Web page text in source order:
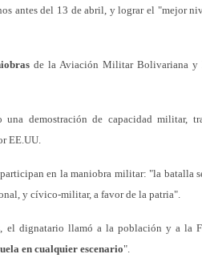
antes del 13 de abril, y lograr el "mejor
de la Aviación Militar Bolivariana y
demostración de capacidad militar,
EE.UU.
en la maniobra militar: "la batalla
y cívico-militar, a favor de la patria".
el dignatario llamó a la población y a la
en cualquier escenario".